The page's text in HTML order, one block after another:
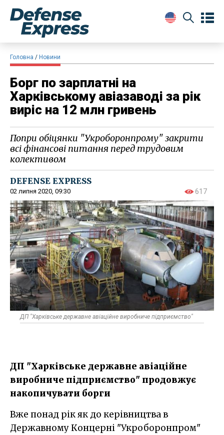
Головна Новини
Борг по зарплатні на
Харківському авіазаводі за рік
виріс на 12 млн гривень
Попри обіцянки "Укроборонпрому" закрити
всі фінансові питання перед трудовим
колективом
DEFENSE EXPRESS
02 липня 2020, 09:30 617
ДП "Харківське державне авіаційне виробниче підприємство"
ДП "Харківське державне авіаційне
виробниче підприємство" продовжує
накопичувати борги
Вже понад рік як до керівництва в
Державному Концерні "Укроборонпром"